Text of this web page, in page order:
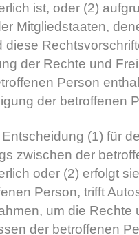
ist, oder (2)
Mitgliedstaaten,
diese
der Rechte und
Person
der betroffenen
Entscheidung (1) für
zwischen der
oder (2) erfolgt
Person, trifft
um die Rechte
der betroffenen